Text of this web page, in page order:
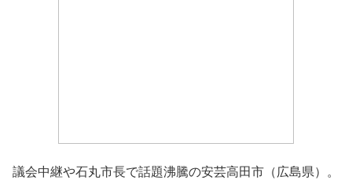
議会中継や石丸市長で話題沸騰の安芸高田市（広島県）。